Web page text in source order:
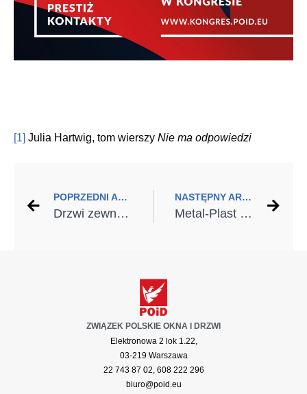
[1] Julia Hartwig, tom wierszy Nie ma odpowiedzi
POPRZEDNI ARTYKUŁ
Drzwi zewnętrzne powinny być eko
NASTĘPNY ARTYKUŁ
Metal-Plast z Partnerami . Rekordowo zielony wynik za 2021!
ZWIĄZEK POLSKIE OKNA I DRZWI
Elektronowa 2 lok 1.22,
03-219 Warszawa
22 743 87 02, 608 222 296
biuro@poid.eu